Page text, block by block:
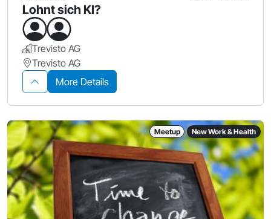
Lohnt sich KI?
Trevisto AG
Trevisto AG
More Details
Meetup New Work & Health